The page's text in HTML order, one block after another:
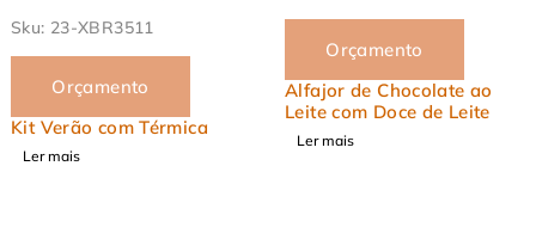
Alfajor de Chocolate ao
Leite com Doce de Leite
Ler mais
Sku:
Orçamento